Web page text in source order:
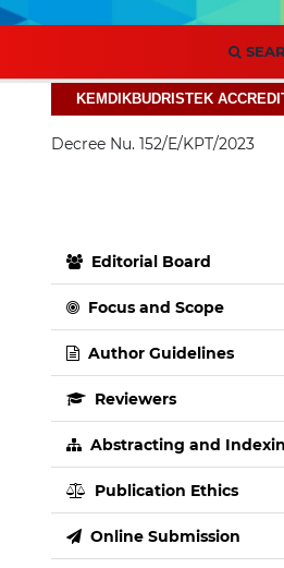
KEMDIKBUDRISTEK
Decree Nu. 152/E/KPT/2023
Editorial Board
Focus and Scope
Author Guidelines
Reviewers
Abstracting and
Publication Ethics
Online Submission